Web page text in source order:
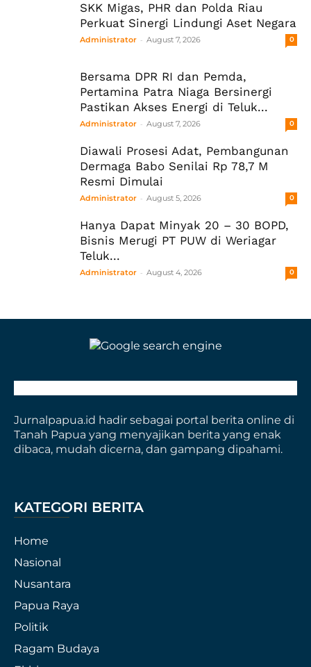
SKK Migas, PHR dan Polda Riau
Perkuat Sinergi Lindungi Aset Negara
Administrator - August 7, 2026 0
Bersama DPR RI dan Pemda,
Pertamina Patra Niaga Bersinergi
Pastikan Akses Energi di Teluk...
Administrator - August 7, 2026 0
Diawali Prosesi Adat, Pembangunan
Dermaga Babo Senilai Rp 78,7 M
Resmi Dimulai
Administrator - August 5, 2026 0
Hanya Dapat Minyak 20 – 30 BOPD,
Bisnis Merugi PT PUW di Weriagar
Teluk...
Administrator - August 4, 2026 0
Jurnalpapua.id hadir sebagai portal berita online di
Tanah Papua yang menyajikan berita yang enak
dibaca, mudah dicerna, dan gampang dipahami.
KATEGORI BERITA
Home
Nasional
Nusantara
Papua Raya
Politik
Ragam Budaya